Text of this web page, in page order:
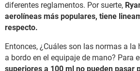
diferentes reglamentos. Por suerte,
aerolíneas más populares, tiene
respecto.
Entonces, ¿Cuáles son las normas a la
a bordo en el equipaje de mano? Para
superiores a 100 ml no pueden pasar